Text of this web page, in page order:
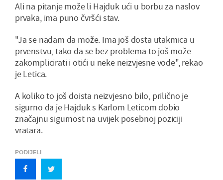
Ali na pitanje može li Hajduk ući u borbu za naslov
prvaka, ima puno čvršći stav.
"Ja se nadam da može. Ima još dosta utakmica u
prvenstvu, tako da se bez problema to još može
zakomplicirati i otići u neke neizvjesne vode", rekao
je Letica.
A koliko to još doista neizvjesno bilo, prilično je
sigurno da je Hajduk s Karlom Leticom dobio
značajnu sigurnost na uvijek posebnoj poziciji
vratara.
PODIJELI